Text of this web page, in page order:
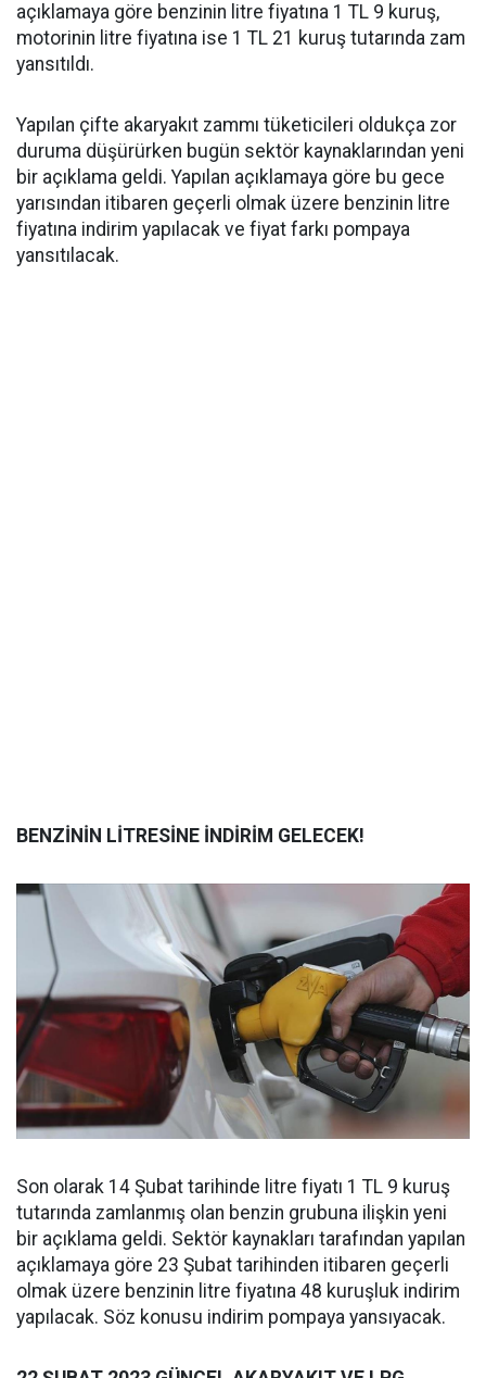
açıklamaya göre benzinin litre fiyatına 1 TL 9 kuruş,
motorinin litre fiyatına ise 1 TL 21 kuruş tutarında zam
yansıtıldı.
Yapılan çifte akaryakıt zammı tüketicileri oldukça zor
duruma düşürürken bugün sektör kaynaklarından yeni
bir açıklama geldi. Yapılan açıklamaya göre bu gece
yarısından itibaren geçerli olmak üzere benzinin litre
fiyatına indirim yapılacak ve fiyat farkı pompaya
yansıtılacak.
BENZİNİN LİTRESİNE İNDİRİM GELECEK!
Son olarak 14 Şubat tarihinde litre fiyatı 1 TL 9 kuruş
tutarında zamlanmış olan benzin grubuna ilişkin yeni
bir açıklama geldi. Sektör kaynakları tarafından yapılan
açıklamaya göre 23 Şubat tarihinden itibaren geçerli
olmak üzere benzinin litre fiyatına 48 kuruşluk indirim
yapılacak. Söz konusu indirim pompaya yansıyacak.